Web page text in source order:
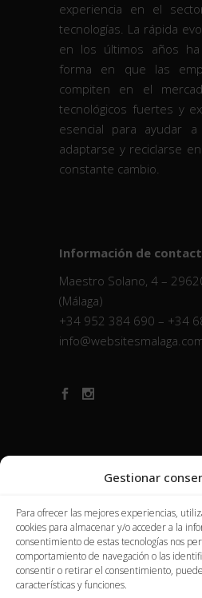
Gestionar
Para ofrecer las mejores experiencias,
cookies para almacenar y/o acceder a la
consentimiento de estas tecnologías nos
comportamiento de navegación o las
consentir o retirar el consentimiento,
características y funciones.
experiencia en el
tecnologías. La rápida
en los últimos años
forma en que las
compiten en el
tecnológicos fuertes y
esencial para ayudar
adaptarse y reciclarse
constante cambio.
Información de
Maestro Solano, 4 –
(Málaga)
+34 952 384 690 – +34
Websites Málaga, S.L..